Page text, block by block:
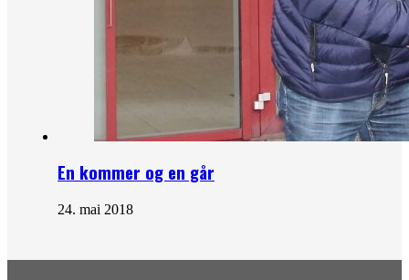
En kommer og en går
24. mai 2018